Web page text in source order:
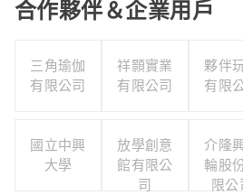
合作夥伴＆企業用戶
三角瑜伽
有限公司
祥顥實業
有限公司
夥伴
有限
國立中興
大學
放學創意
館有限公
司
介隆
輪股
限公